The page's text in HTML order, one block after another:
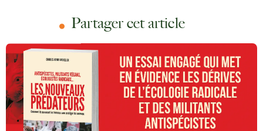
Partager cet article